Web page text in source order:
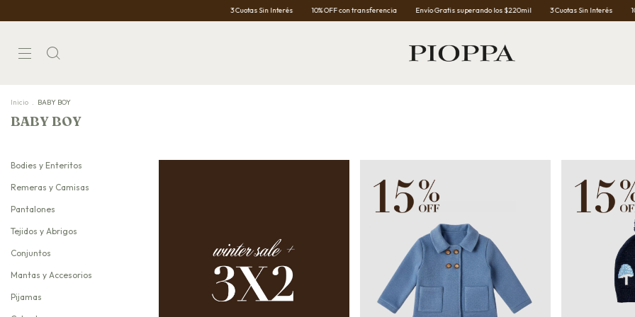
3 Cuotas Sin Interés 10% OFF con transferencia Envío Gratis superando los $220mil 3 Cuotas Sin Interés 10% OFF con
Inicio . BABY BOY
BABY BOY
Bodies y Enteritos
Remeras y Camisas
Pantalones
Tejidos y Abrigos
Conjuntos
Mantas y Accesorios
Pijamas